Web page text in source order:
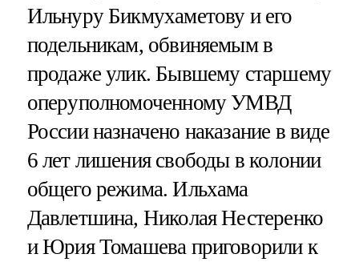
Ильнуру Бикмухаметову и его
подельникам, обвиняемым в
продаже улик. Бывшему старшему
оперуполномоченному УМВД
России назначено наказание в виде
6 лет лишения свободы в колонии
общего режима. Ильхама
Давлетшина, Николая Нестеренко
и Юрия Томашева приговорили к